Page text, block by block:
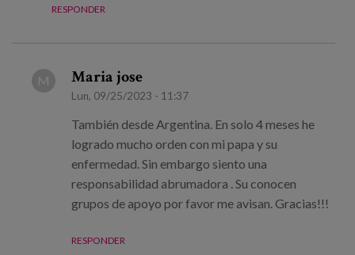
RESPONDER
M Maria jose
Lun, 09/25/2023 - 11:37
También desde Argentina. En solo 4 meses he
logrado mucho orden con mi papa y su
enfermedad. Sin embargo siento una
responsabilidad abrumadora . Su conocen
grupos de apoyo por favor me avisan. Gracias!!!
RESPONDER